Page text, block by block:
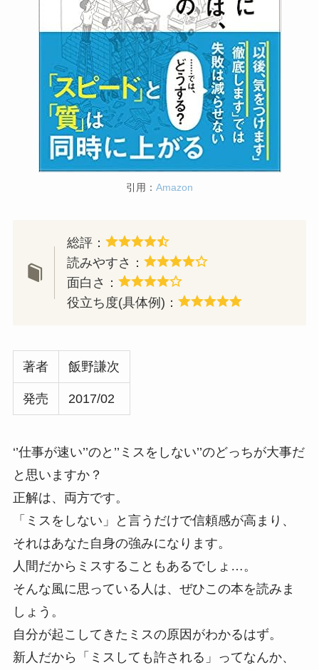
引用： Amazon
総評：
読みやすさ：
面白さ：
役立ち度(具体例)：
著者 飯野謙次
発売 2017/02
‘’仕事が速い’’のと’’ミスをしない’’のどっちが大事だ
と思いますか？
正解は、両方です。
「ミスをしない」と言うだけで信頼感が高まり、
それはあなた自身の強みになります。
人間だからミスすることもあるでしょ…。
そんな風に思っている人は、ぜひこの本を読みま
しょう。
自分が起こしてきたミスの原因がわかるはず。
新人だから「ミスしても許される」ってなんか、